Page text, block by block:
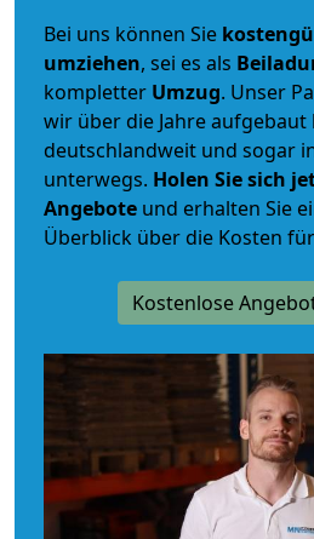
Bei uns können Sie
umziehen, sei es als
kompletter Umzug. Unser
wir über die Jahre aufgebaut
deutschlandweit und sogar
unterwegs. Holen Sie sich
Angebote und erhalten Sie
Überblick über die Kosten
Kostenlose